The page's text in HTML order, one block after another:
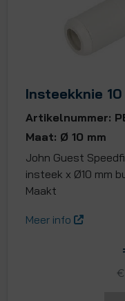
Insteekknie 10
Artikelnummer:
Maat: Ø 10 mm
John Guest
insteek x Ø10 mm
Maakt
Meer info
€